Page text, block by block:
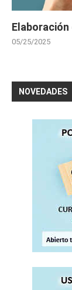
05/25/2025
NOVEDADES